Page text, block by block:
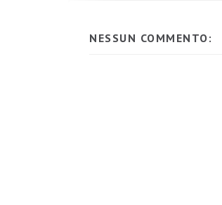
NESSUN COMMENTO: